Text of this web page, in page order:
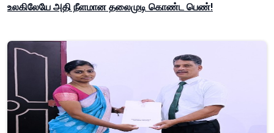
உலகிலேயே அதி நீளமான தலைமுடி கொண்ட பெண்!